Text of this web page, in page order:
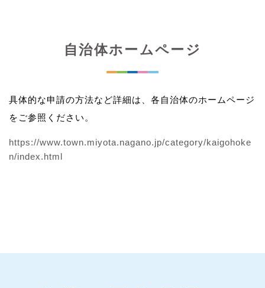
自治体ホームページ
具体的な申請の方法など詳細は、各自治体のホームページ
をご参照ください。
https://www.town.miyota.nagano.jp/category/kaigohoke
n/index.html